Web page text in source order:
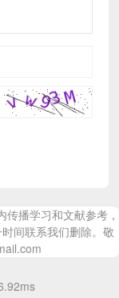
播学习和文献参考，
间联系我们删除。敬